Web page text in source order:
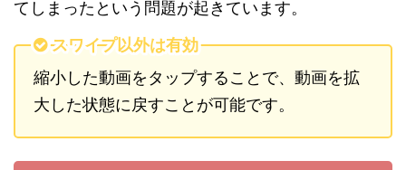
てしまったという問題が起きています。
スワイプ以外は有効
縮小した動画をタップすることで、動画を拡
大した状態に戻すことが可能です。